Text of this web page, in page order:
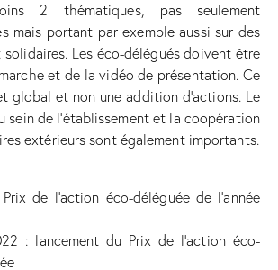
2 thématiques, pas seulement
mais portant par exemple aussi sur des
Les éco-délégués doivent être
et de la vidéo de présentation. Ce
global et non une addition d’actions. Le
de l’établissement et la coopération
extérieurs sont également importants.
de l’action éco-déléguée de l’année
: lancement du Prix de l’action éco-